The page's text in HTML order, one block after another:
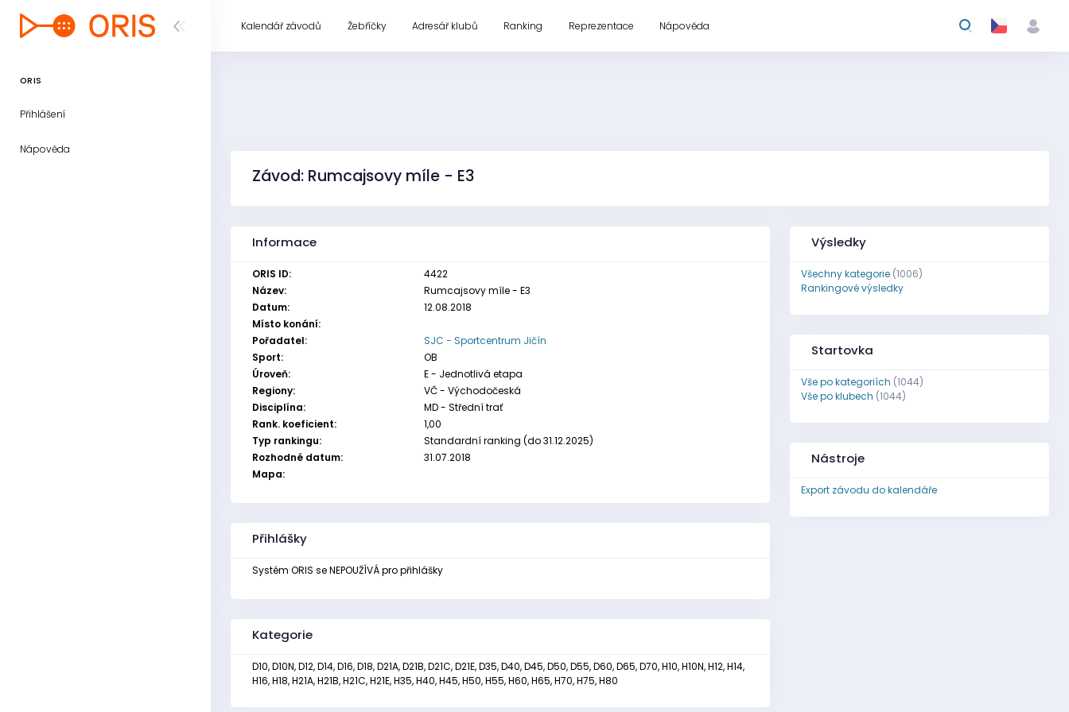
ORIS
Přihlášení
Nápověda
Kalendář závodů Žebříčky Adresář klubů Ranking Reprezentace Nápověda
Závod: Rumcajsovy míle - E3
Informace
ORIS ID:
4422
Název:
Rumcajsovy míle - E3
Datum:
12.08.2018
Místo konání:
Pořadatel:
SJC - Sportcentrum Jičín
Sport:
OB
Úroveň:
E - Jednotlivá etapa
Regiony:
VČ - Východočeská
Disciplína:
MD - Střední trať
Rank. koeficient:
1,00
Typ rankingu:
Standardní ranking (do 31.12.2025)
Rozhodné datum:
31.07.2018
Mapa:
Přihlášky
Systém ORIS se NEPOUŽÍVÁ pro přihlášky
Kategorie
D10, D10N, D12, D14, D16, D18, D21A, D21B, D21C, D21E, D35, D40, D45, D50, D55, D60, D65, D70, H10, H10N, H12, H14,
H16, H18, H21A, H21B, H21C, H21E, H35, H40, H45, H50, H55, H60, H65, H70, H75, H80
Výsledky
Všechny kategorie (1006)
Rankingové výsledky
Startovka
Vše po kategoriích (1044)
Vše po klubech (1044)
Nástroje
Export závodu do kalendáře